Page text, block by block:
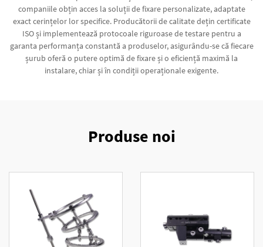
companiile obțin acces la soluții de fixare personalizate, adaptate
exact cerințelor lor specifice. Producătorii de calitate dețin certificate
ISO și implementează protocoale riguroase de testare pentru a
garanta performanța constantă a produselor, asigurându-se că fiecare
șurub oferă o putere optimă de fixare și o eficiență maximă la
instalare, chiar și în condiții operaționale exigente.
Produse noi